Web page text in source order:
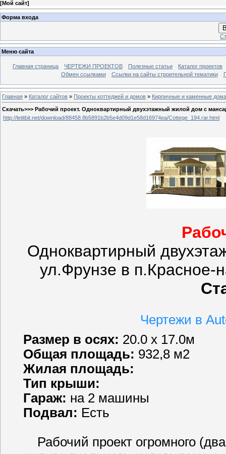
[Мой сайт]
Форма входа
Меню сайта
Главная страница ЧЕРТЕЖИ ПРОЕКТОВ Полезные статьи
Каталог проектов
Обмен ссылками
Ссылки на сайты строительной тематики
Главная » Каталог сайтов » Проекты коттеджей и домов » Кирпичные и каменные дома
Скачать>>> Рабочий проект. Одноквартирный двухэтажный жилой дом с
http://letitbit.net/download/88458.8b5891b2b5e4d09d1e58d16974ea/Cottege_194.rar.html
Одноквартирный
ул.Фрунзе в п.Красное-
Чертежи в
Размер в осях: 20.0 х 17.0м
Общая площадь: 932,8 м2
Жилая площадь:
Тип крыши:
Гараж: на 2 машины
Подвал: Есть
Рабочий проект огромного